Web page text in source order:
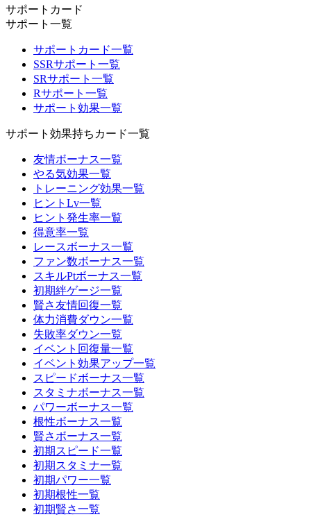
サポートカード
サポート一覧
サポートカード一覧
SSRサポート一覧
SRサポート一覧
Rサポート一覧
サポート効果一覧
サポート効果持ちカード一覧
友情ボーナス一覧
やる気効果一覧
トレーニング効果一覧
ヒントLv一覧
ヒント発生率一覧
得意率一覧
レースボーナス一覧
ファン数ボーナス一覧
スキルPtボーナス一覧
初期絆ゲージ一覧
賢さ友情回復一覧
体力消費ダウン一覧
失敗率ダウン一覧
イベント回復量一覧
イベント効果アップ一覧
スピードボーナス一覧
スタミナボーナス一覧
パワーボーナス一覧
根性ボーナス一覧
賢さボーナス一覧
初期スピード一覧
初期スタミナ一覧
初期パワー一覧
初期根性一覧
初期賢さ一覧